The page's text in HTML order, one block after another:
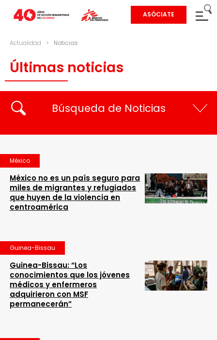
ASÓCIATE
Actualidad > Noticias
Últimas noticias
Búsqueda de Noticias
México
México no es un país seguro para
miles de migrantes y refugiados
que huyen de la violencia en
centroamérica
Guinea-Bissau
Guinea-Bissau: “Los
conocimientos que los jóvenes
médicos y enfermeros
adquirieron con MSF
permanecerán”